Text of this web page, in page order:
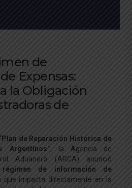
de
Expensas:
la Obligación
de
de Reparación Histórica de
, la Agencia de
Aduanero (ARCA) anunció
de información de
que impacta directamente en la